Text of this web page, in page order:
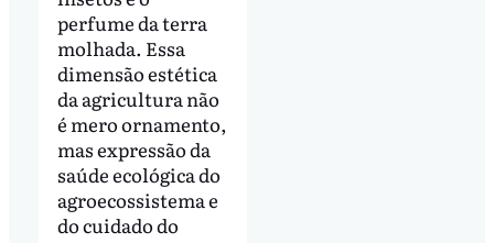
perfume da terra
molhada. Essa
dimensão estética
da agricultura não
é mero ornamento,
mas expressão da
saúde ecológica do
agroecossistema e
do cuidado do